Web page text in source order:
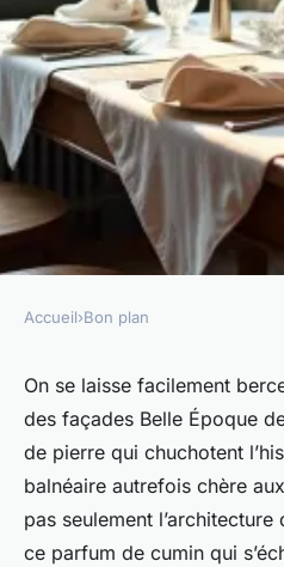
BON PLAN
Top 5 des
des meilleurs
Wimereux
Paul •12/06/2026 09:30•8 min
Accueil›Bon plan
On se laisse facilement
des façades Belle Époque
de pierre qui chuchotent
balnéaire autrefois chère
pas seulement l’architecture
ce parfum de cumin qui